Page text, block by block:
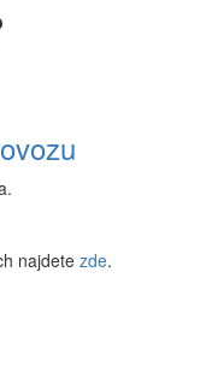
najdete zde.